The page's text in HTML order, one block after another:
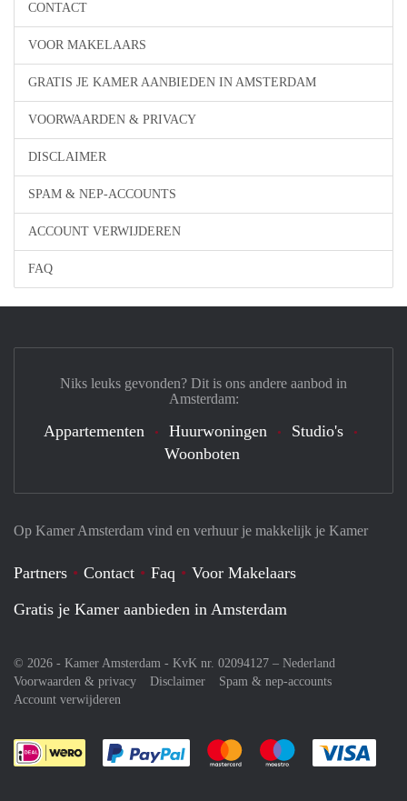
CONTACT
VOOR MAKELAARS
GRATIS JE KAMER AANBIEDEN IN AMSTERDAM
VOORWAARDEN & PRIVACY
DISCLAIMER
SPAM & NEP-ACCOUNTS
ACCOUNT VERWIJDEREN
FAQ
Op Kamer Amsterdam vind en verhuur je makkelijk je Kamer
Partners Contact Faq
Voor Makelaars
Gratis je Kamer aanbieden in Amsterdam
© 2026 - Kamer Amsterdam - KvK nr. 02094127 – Nederland
Voorwaarden & privacy
Disclaimer
Spam & nep-accounts
Account verwijderen
Je rekent gemakkelijk af met Paypal
Je rekent gemakkelijk af met
Je rekent
Niks leuks gevonden? Dit is ons andere aanbod in
Amsterdam:
Appartementen Huurwoningen
Studio's
Woonboten